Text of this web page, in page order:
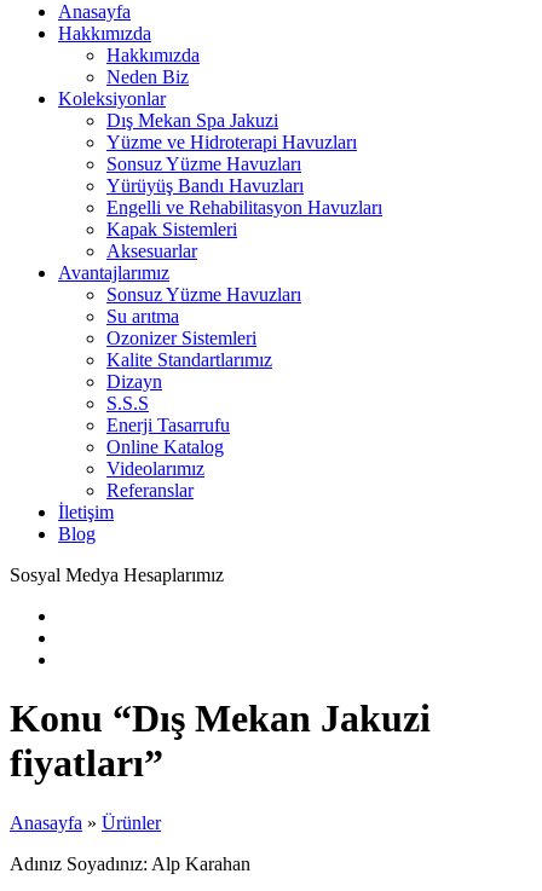
Anasayfa
Hakkımızda
Hakkımızda
Neden Biz
Koleksiyonlar
Dış Mekan Spa Jakuzi
Yüzme ve Hidroterapi Havuzları
Sonsuz Yüzme Havuzları
Yürüyüş Bandı Havuzları
Engelli ve Rehabilitasyon Havuzları
Kapak Sistemleri
Aksesuarlar
Avantajlarımız
Sonsuz Yüzme Havuzları
Su arıtma
Ozonizer Sistemleri
Kalite Standartlarımız
Dizayn
S.S.S
Enerji Tasarrufu
Online Katalog
Videolarımız
Referanslar
İletişim
Blog
Sosyal Medya Hesaplarımız
Konu “Dış Mekan Jakuzi
fiyatları”
Anasayfa » Ürünler
Adınız Soyadınız: Alp Karahan